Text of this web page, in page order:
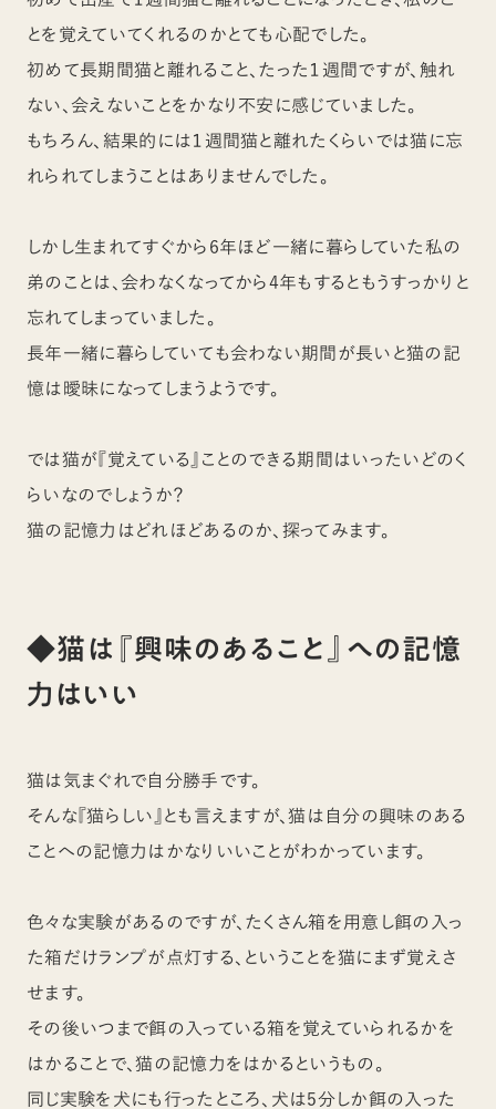
とを覚えていてくれるのかとても心配でした。
初めて長期間猫と離れること、たった１週間ですが、触れ
ない、会えないことをかなり不安に感じていました。
もちろん、結果的には１週間猫と離れたくらいでは猫に忘
れられてしまうことはありませんでした。
しかし生まれてすぐから6年ほど一緒に暮らしていた私の
弟のことは、会わなくなってから4年もするともうすっかりと
忘れてしまっていました。
長年一緒に暮らしていても会わない期間が長いと猫の記
憶は曖昧になってしまうようです。
では猫が『覚えている』ことのできる期間はいったいどのく
らいなのでしょうか？
猫の記憶力はどれほどあるのか、探ってみます。
◆猫は『興味のあること』への記憶
力はいい
猫は気まぐれで自分勝手です。
そんな『猫らしい』とも言えますが、猫は自分の興味のある
ことへの記憶力はかなりいいことがわかっています。
色々な実験があるのですが、たくさん箱を用意し餌の入っ
た箱だけランプが点灯する、ということを猫にまず覚えさ
せます。
その後いつまで餌の入っている箱を覚えていられるかを
はかることで、猫の記憶力をはかるというもの。
同じ実験を犬にも行ったところ、犬は5分しか餌の入った